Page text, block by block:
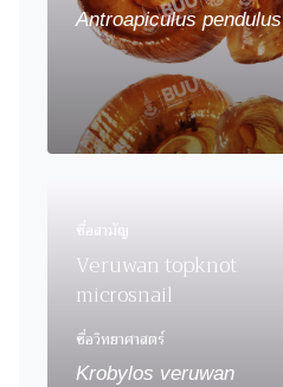
Antroapiculus pendulus
ชื่อสามัญ
Veruwan topknot
microsnail
ชื่อวิทยาศาสตร์
Krobylos veruwan